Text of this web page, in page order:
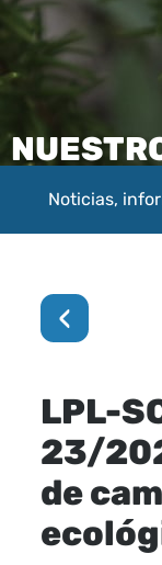
Noticias,
‹
LPL-
23/
de